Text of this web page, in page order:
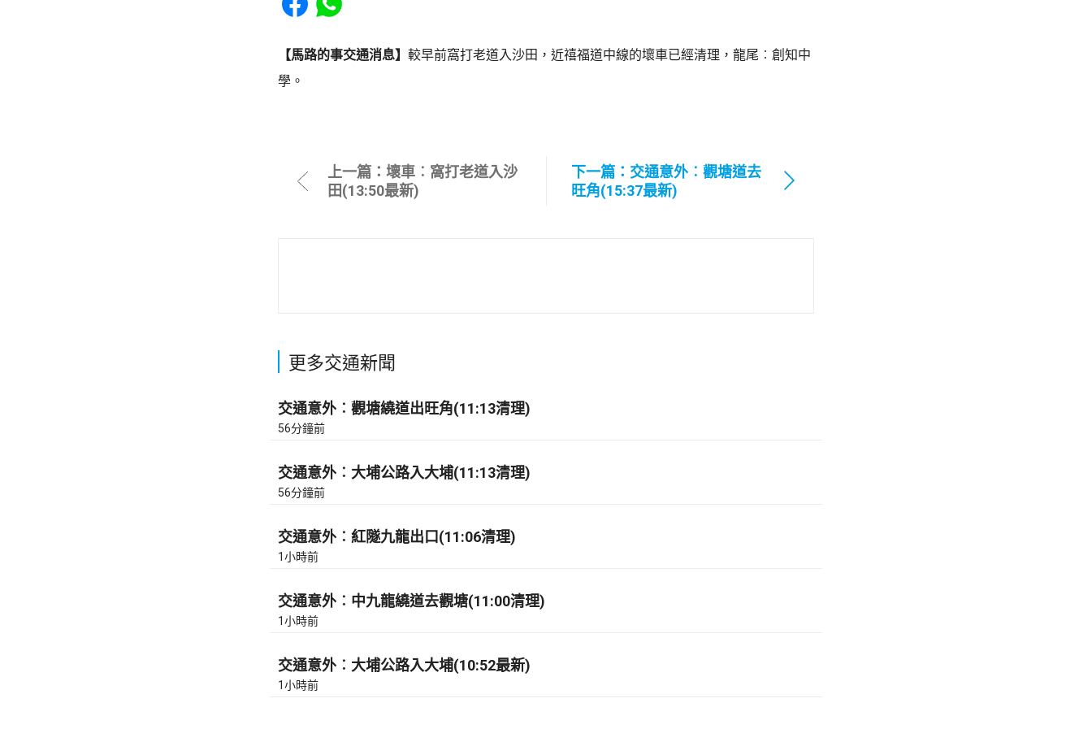
【馬路的事交通消息】 較早前窩打老道入沙田，近禧福道中線的壞車已經清理，龍尾︰創知中
學。
上一篇：壞車︰窩打老道入沙
田(13:50最新)
下一篇：交通意外︰觀塘道去
旺角(15:37最新)
更多交通新聞
交通意外︰觀塘繞道出旺角(11:13清理)
56分鐘前
交通意外︰大埔公路入大埔(11:13清理)
56分鐘前
交通意外︰紅隧九龍出口(11:06清理)
1小時前
交通意外︰中九龍繞道去觀塘(11:00清理)
1小時前
交通意外︰大埔公路入大埔(10:52最新)
1小時前